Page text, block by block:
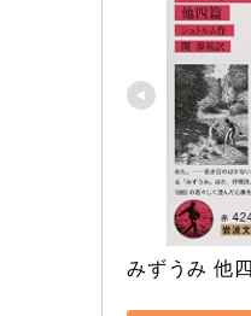
みずうみ 他